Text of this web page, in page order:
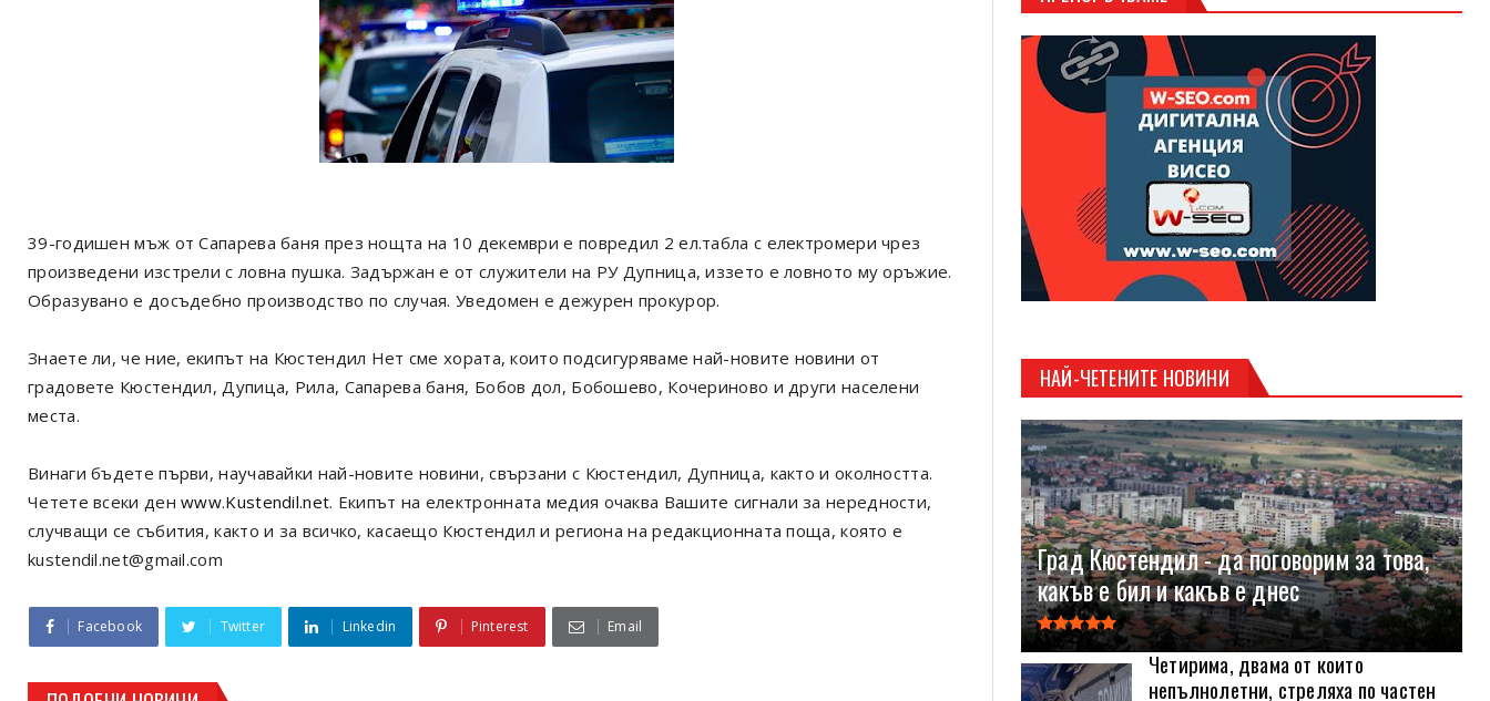
39-годишен мъж от Сапарева баня през нощта на 10 декември е повредил 2 ел.табла с електромери чрез
произведени изстрели с ловна пушка. Задържан е от служители на РУ Дупница, иззето е ловното му оръжие.
Образувано е досъдебно производство по случая. Уведомен е дежурен прокурор.
Знаете ли, че ние, екипът на Кюстендил Нет сме хората, които подсигуряваме най-новите новини от
градовете Кюстендил, Дупица, Рила, Сапарева баня, Бобов дол, Бобошево, Кочериново и други населени
места.
Винаги бъдете първи, научавайки най-новите новини, свързани с Кюстендил, Дупница, както и околността.
Четете всеки денwww.Kustendil.net. Екипът на електронната медия очаква Вашите сигнали за нередности,
случващи се събития, както и за всичко, касаещо Кюстендил и региона на редакционната поща, която е
kustendil.net@gmail.com
Facebook Twitter Linkedin Pinterest Email
НАЙ-ЧЕТЕНИТЕ НОВИНИ
Град Кюстендил - да поговорим за това,
какъв е бил и какъв е днес
Четирима, двама от които
непълнолетни, стреляха по частен